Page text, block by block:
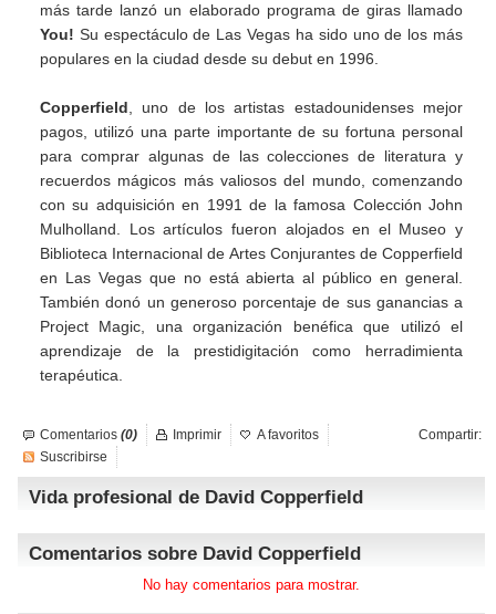
más tarde lanzó un elaborado programa de giras llamado
You! Su espectáculo de Las Vegas ha sido uno de los más
populares en la ciudad desde su debut en 1996.
Copperfield , uno de los artistas estadounidenses mejor
pagos, utilizó una parte importante de su fortuna personal
para comprar algunas de las colecciones de literatura y
recuerdos mágicos más valiosos del mundo, comenzando
con su adquisición en 1991 de la famosa Colección John
Mulholland. Los artículos fueron alojados en el Museo y
Biblioteca Internacional de Artes Conjurantes de Copperfield
en Las Vegas que no está abierta al público en general.
También donó un generoso porcentaje de sus ganancias a
Project Magic, una organización benéfica que utilizó el
aprendizaje de la prestidigitación como herradimienta
terapéutica.
Comentarios (0) Compartir:
Imprimir
A favoritos
Suscribirse
Vida profesional de David Copperfield
Comentarios sobre David Copperfield
No hay comentarios para mostrar.